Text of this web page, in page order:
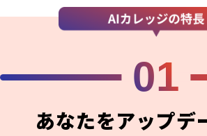
01
あなたをアップデ